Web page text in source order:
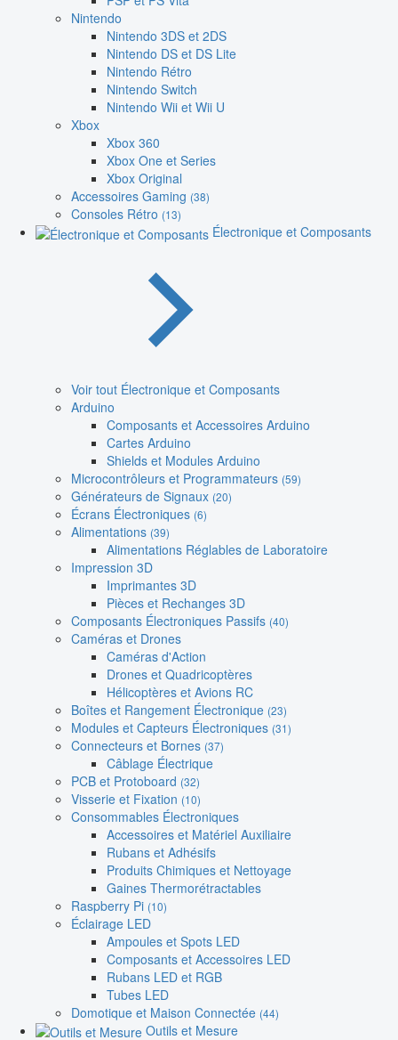
Nintendo
Nintendo 3DS et 2DS
Nintendo DS et DS Lite
Nintendo Rétro
Nintendo Switch
Nintendo Wii et Wii U
Xbox
Xbox 360
Xbox One et Series
Xbox Original
Accessoires Gaming (38)
Consoles Rétro (13)
Électronique et Composants
Voir tout Électronique et Composants
Arduino
Composants et Accessoires Arduino
Cartes Arduino
Shields et Modules Arduino
Microcontrôleurs et Programmateurs (59)
Générateurs de Signaux (20)
Écrans Électroniques (6)
Alimentations (39)
Alimentations Réglables de Laboratoire
Impression 3D
Imprimantes 3D
Pièces et Rechanges 3D
Composants Électroniques Passifs (40)
Caméras et Drones
Caméras d'Action
Drones et Quadricoptères
Hélicoptères et Avions RC
Boîtes et Rangement Électronique (23)
Modules et Capteurs Électroniques (31)
Connecteurs et Bornes (37)
Câblage Électrique
PCB et Protoboard (32)
Visserie et Fixation (10)
Consommables Électroniques
Accessoires et Matériel Auxiliaire
Rubans et Adhésifs
Produits Chimiques et Nettoyage
Gaines Thermorétractables
Raspberry Pi (10)
Éclairage LED
Ampoules et Spots LED
Composants et Accessoires LED
Rubans LED et RGB
Tubes LED
Domotique et Maison Connectée (44)
Outils et Mesure